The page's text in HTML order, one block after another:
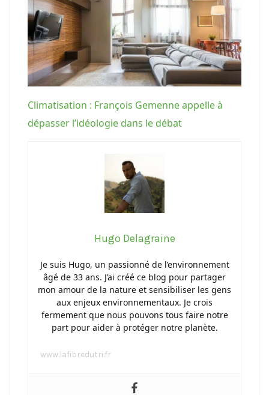
Climatisation : François Gemenne appelle à
dépasser l’idéologie dans le débat
Hugo Delagraine
Je suis Hugo, un passionné de l’environnement
âgé de 33 ans. J’ai créé ce blog pour partager
mon amour de la nature et sensibiliser les gens
aux enjeux environnementaux. Je crois
fermement que nous pouvons tous faire notre
part pour aider à protéger notre planète.
www.lafibredutri.fr